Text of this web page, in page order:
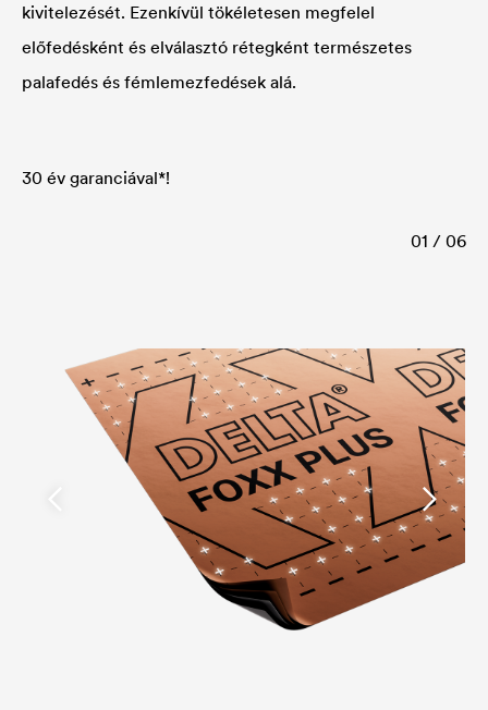
kivitelezését. Ezenkívül tökéletesen megfelel
előfedésként és elválasztó rétegként természetes
palafedés és fémlemezfedések alá.
30 év garanciával*!
01 / 06